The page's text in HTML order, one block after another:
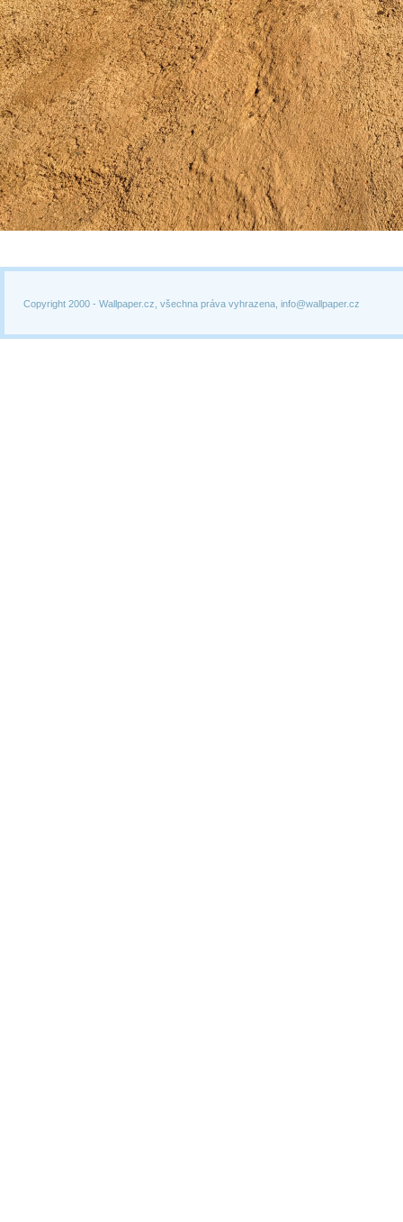
Copyright 2000 - Wallpaper.cz, všechna práva vyhrazena, info@wallpaper.cz